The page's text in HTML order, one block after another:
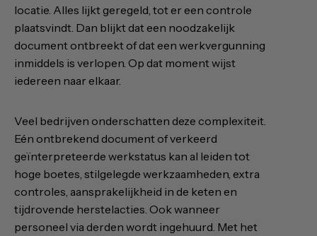
locatie. Alles lijkt geregeld, tot er een controle
plaatsvindt. Dan blijkt dat een noodzakelijk
document ontbreekt of dat een werkvergunning
inmiddels is verlopen. Op dat moment wijst
iedereen naar elkaar.
Veel bedrijven onderschatten deze complexiteit.
Eén ontbrekend document of verkeerd
geïnterpreteerde werkstatus kan al leiden tot
hoge boetes, stilgelegde werkzaamheden, extra
controles, aansprakelijkheid in de keten en
tijdrovende herstelacties. Ook wanneer
personeel via derden wordt ingehuurd. Met het